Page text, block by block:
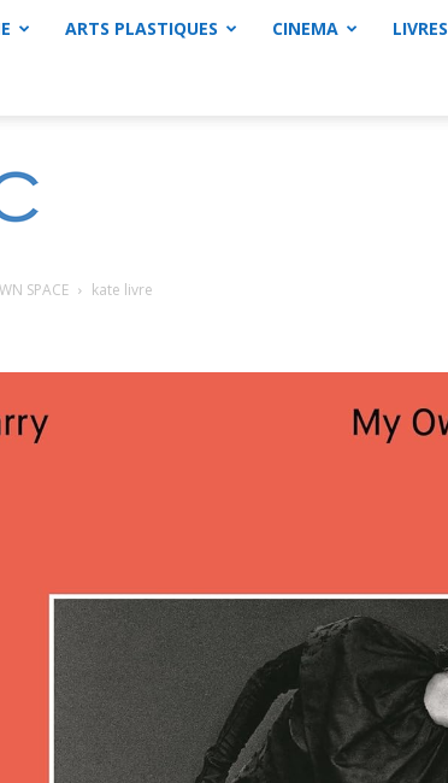
ARTS PLASTIQUES CINEMA LIVRES
SPACE kate livre